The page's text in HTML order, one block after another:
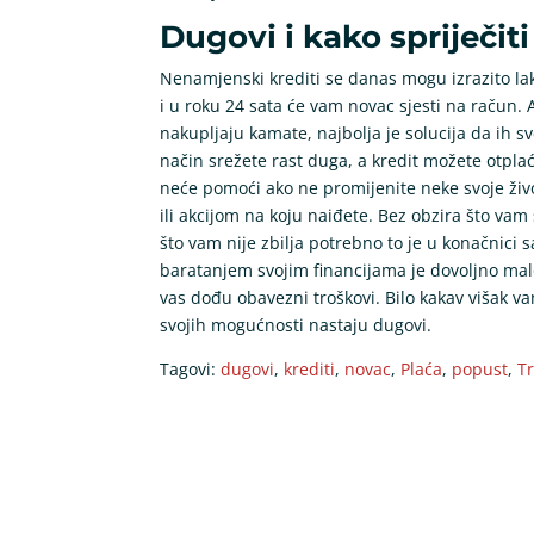
Dugovi i kako
Nenamjenski krediti se danas mogu izrazito
i u roku 24 sata će vam novac sjesti na račun.
nakupljaju kamate, najbolja je solucija da ih
način srežete rast duga, a kredit možete
neće pomoći ako ne promijenite neke svoje
ili akcijom na koju naiđete. Bez obzira što
što vam nije zbilja potrebno to je u konačnici
baratanjem svojim financijama je dovoljno
vas dođu obavezni troškovi. Bilo kakav višak
svojih mogućnosti nastaju dugovi.
Tagovi:dugovi, krediti, novac, Plaća, popust,